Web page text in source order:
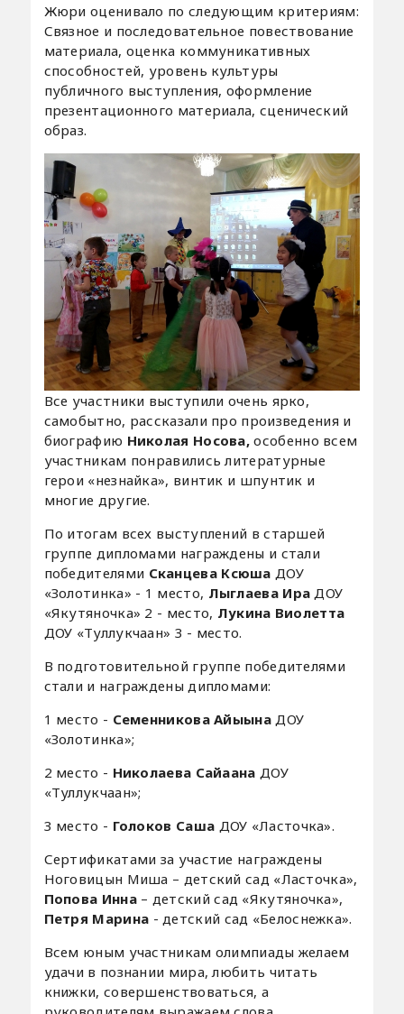
Жюри оценивало по следующим критериям:
Связное и последовательное повествование
материала, оценка коммуникативных
способностей, уровень культуры
публичного выступления, оформление
презентационного материала, сценический
образ.
Все участники выступили очень ярко,
самобытно, рассказали про произведения и
биографию Николая Носова,особенно всем
участникам понравились литературные
герои «незнайка», винтик и шпунтик и
многие другие.
По итогам всех выступлений в старшей
группе дипломами награждены и стали
победителями Сканцева Ксюша ДОУ
«Золотинка» - 1 место, Лыглаева Ира ДОУ
«Якутяночка» 2 - место, Лукина Виолетта
ДОУ «Туллукчаан» 3 - место.
В подготовительной группе победителями
стали и награждены дипломами:
1 место - Семенникова Айыына ДОУ
«Золотинка»;
2 место - Николаева Сайаана ДОУ
«Туллукчаан»;
3 место - Голоков Саша ДОУ «Ласточка».
Сертификатами за участие награждены
Ноговицын Миша – детский сад «Ласточка»,
Попова Инна– детский сад «Якутяночка»,
Петря Марина - детский сад «Белоснежка».
Всем юным участникам олимпиады желаем
удачи в познании мира, любить читать
книжки, совершенствоваться, а